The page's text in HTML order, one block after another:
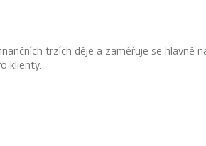
trzích děje a zaměřuje se hlavně
klienty.